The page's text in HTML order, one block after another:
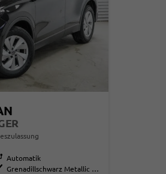
Automatik
Grenadillschwarz Metallic (0E)